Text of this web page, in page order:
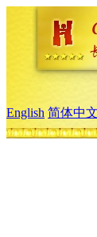
English 简体中文